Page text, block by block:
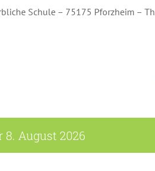
Schule – 75175 Pforzheim –
August 2026